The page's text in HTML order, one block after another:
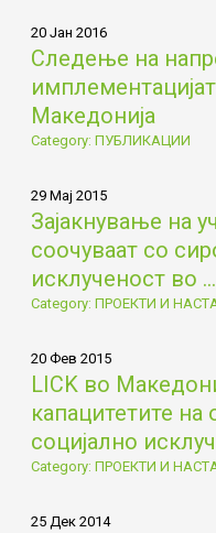
20 Јан 2016
Следење на
Македонија
Category: ПУБЛИКАЦИИ
29 Мај 2015
Зајакнување на
соочуваат со
исклученост во ...
Category: ПРОЕКТИ И
20 Фев 2015
LICK во
капацитетите на
социјално
Category: ПРОЕКТИ И
25 Дек 2014